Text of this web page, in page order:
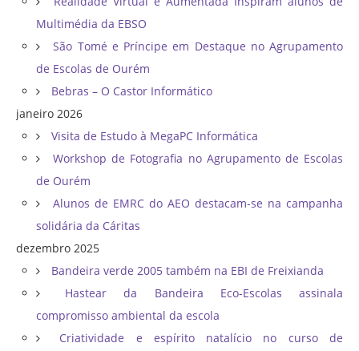
Multimédia da EBSO
São Tomé e Príncipe em Destaque no Agrupamento
de Escolas de Ourém
Bebras – O Castor Informático
janeiro 2026
Visita de Estudo à MegaPC Informática
Workshop de Fotografia no Agrupamento de Escolas
de Ourém
Alunos de EMRC do AEO destacam-se na campanha
solidária da Cáritas
dezembro 2025
Bandeira verde 2005 também na EBI de Freixianda
Hastear da Bandeira Eco-Escolas assinala
compromisso ambiental da escola
Criatividade e espírito natalício no curso de